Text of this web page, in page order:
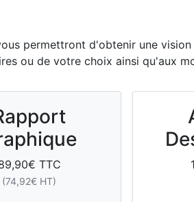
permettront d'obtenir une
ou de votre choix ainsi qu'aux
€ TTC
(74,92€ HT)